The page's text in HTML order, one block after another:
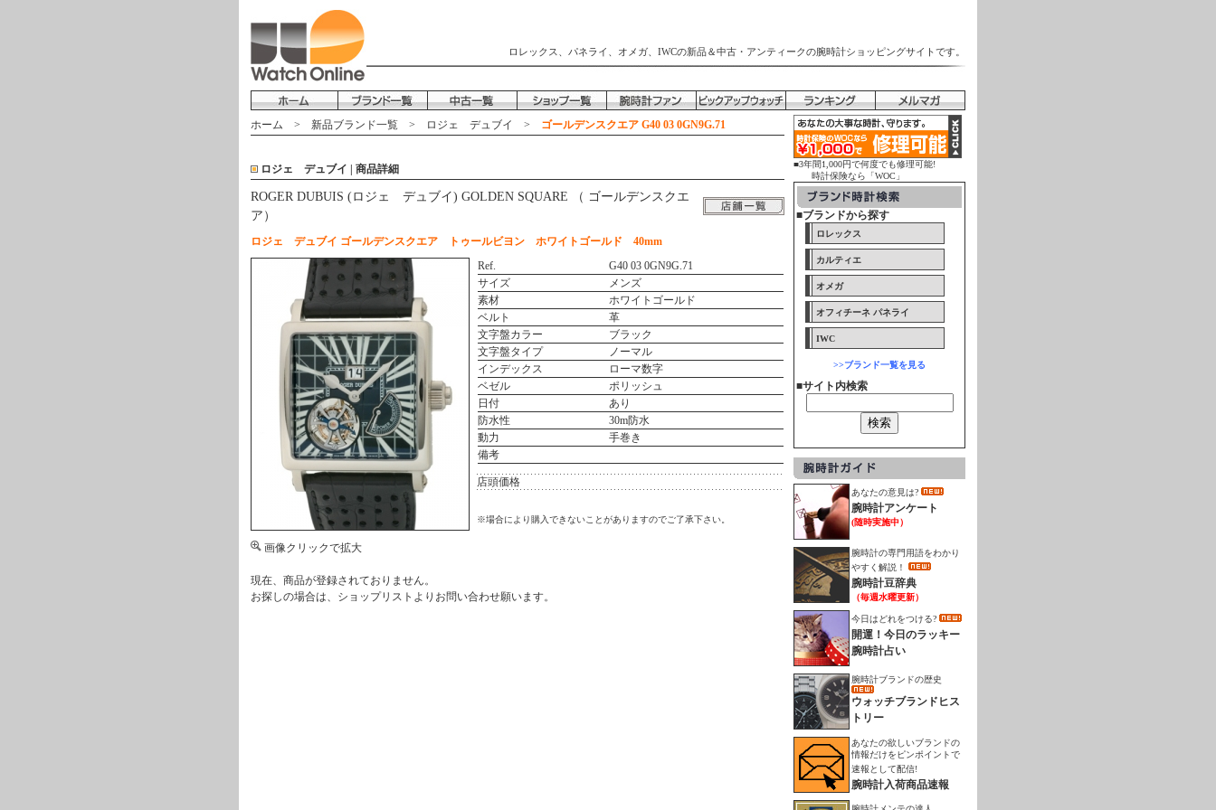
ロレックス、パネライ、オメガ、IWCの新品＆中古・アンティークの腕時計ショッピングサイトです。
ホーム > 新品ブランド一覧 > ロジェ デュブイ > ゴールデンスクエア G40 03 0GN9G.71
ロジェ デュブイ | 商品詳細
ROGER DUBUIS (ロジェ デュブイ) GOLDEN SQUARE （ ゴールデンスクエ
ア）
ロジェ デュブイ ゴールデンスクエア トゥールビヨン ホワイトゴールド 40mm
画像クリックで拡大
Ref.
G40 03 0GN9G.71
サイズ
メンズ
素材
ホワイトゴールド
ベルト
革
文字盤カラー
ブラック
文字盤タイプ
ノーマル
インデックス
ローマ数字
ベゼル
ポリッシュ
日付
あり
防水性
30m防水
動力
手巻き
備考
店頭価格
※場合により購入できないことがありますのでご了承下さい。
現在、商品が登録されておりません。
お探しの場合は、 ショップリスト よりお問い合わせ願います。
■3年間1,000円で何度でも修理可能!
時計保険なら「WOC」
■ブランドから探す
ロレックス
カルティエ
オメガ
オフィチーネ パネライ
IWC
>>ブランド一覧を見る
■サイト内検索
あなたの意見は?
腕時計アンケート
(随時実施中）
腕時計の専門用語をわかり
やすく解説！
腕時計豆辞典
（毎週水曜更新）
今日はどれをつける?
開運！今日のラッキー
腕時計占い
腕時計ブランドの歴史
ウォッチブランドヒス
トリー
あなたの欲しいブランドの
情報だけをピンポイントで
速報として配信!
腕時計入荷商品速報